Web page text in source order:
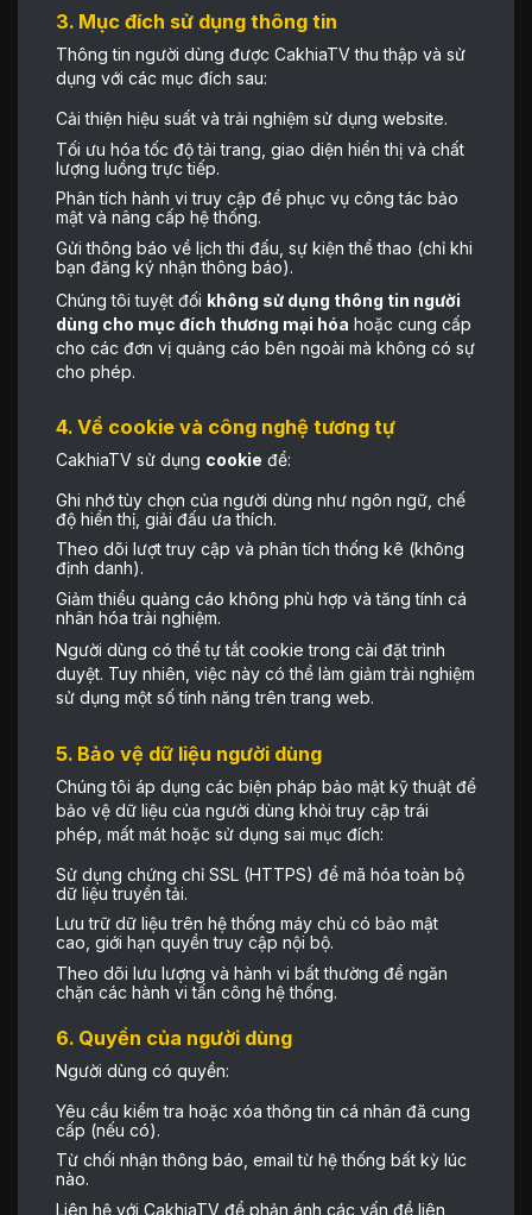
3. Mục đích sử dụng thông tin
Thông tin người dùng được CakhiaTV thu thập và sử
dụng với các mục đích sau:
Cải thiện hiệu suất và trải nghiệm sử dụng website.
Tối ưu hóa tốc độ tải trang, giao diện hiển thị và chất
lượng luồng trực tiếp.
Phân tích hành vi truy cập để phục vụ công tác bảo
mật và nâng cấp hệ thống.
Gửi thông báo về lịch thi đấu, sự kiện thể thao (chỉ khi
bạn đăng ký nhận thông báo).
Chúng tôi tuyệt đối không sử dụng thông tin người
dùng cho mục đích thương mại hóa hoặc cung cấp
cho các đơn vị quảng cáo bên ngoài mà không có sự
cho phép.
4. Về cookie và công nghệ tương tự
CakhiaTV sử dụng cookie để:
Ghi nhớ tùy chọn của người dùng như ngôn ngữ, chế
độ hiển thị, giải đấu ưa thích.
Theo dõi lượt truy cập và phân tích thống kê (không
định danh).
Giảm thiểu quảng cáo không phù hợp và tăng tính cá
nhân hóa trải nghiệm.
Người dùng có thể tự tắt cookie trong cài đặt trình
duyệt. Tuy nhiên, việc này có thể làm giảm trải nghiệm
sử dụng một số tính năng trên trang web.
5. Bảo vệ dữ liệu người dùng
Chúng tôi áp dụng các biện pháp bảo mật kỹ thuật để
bảo vệ dữ liệu của người dùng khỏi truy cập trái
phép, mất mát hoặc sử dụng sai mục đích:
Sử dụng chứng chỉ SSL (HTTPS) để mã hóa toàn bộ
dữ liệu truyền tải.
Lưu trữ dữ liệu trên hệ thống máy chủ có bảo mật
cao, giới hạn quyền truy cập nội bộ.
Theo dõi lưu lượng và hành vi bất thường để ngăn
chặn các hành vi tấn công hệ thống.
6. Quyền của người dùng
Người dùng có quyền:
Yêu cầu kiểm tra hoặc xóa thông tin cá nhân đã cung
cấp (nếu có).
Từ chối nhận thông báo, email từ hệ thống bất kỳ lúc
nào.
Liên hệ với CakhiaTV để phản ánh các vấn đề liên